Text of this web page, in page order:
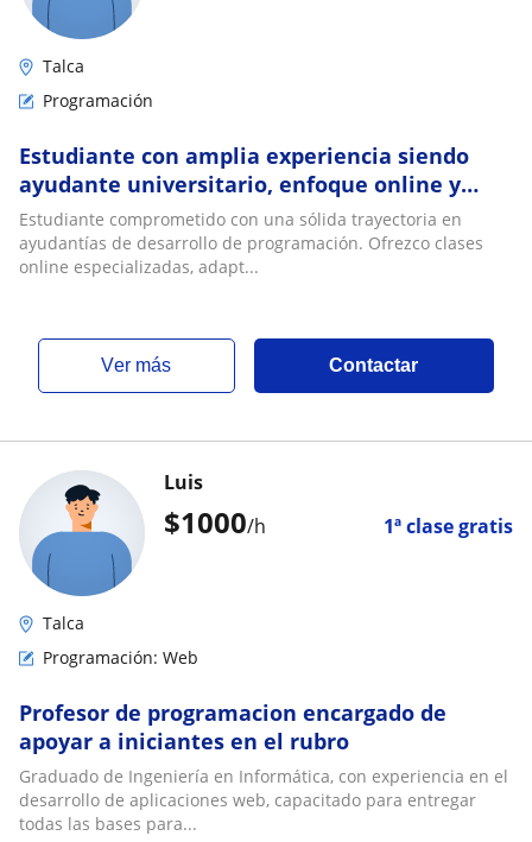
Talca
Programación
Estudiante con amplia experiencia siendo
ayudante universitario, enfoque online y
jóvenes
Estudiante comprometido con una sólida trayectoria en
ayudantías de desarrollo de programación. Ofrezco clases
online especializadas, adapt...
ver más Contactar
$1000/h 1ª clase gratis
Luis
Talca
Programación: Web
Profesor de programacion encargado de
apoyar a iniciantes en el rubro
Graduado de Ingeniería en Informática, con experiencia en el
desarrollo de aplicaciones web, capacitado para entregar
todas las bases para...